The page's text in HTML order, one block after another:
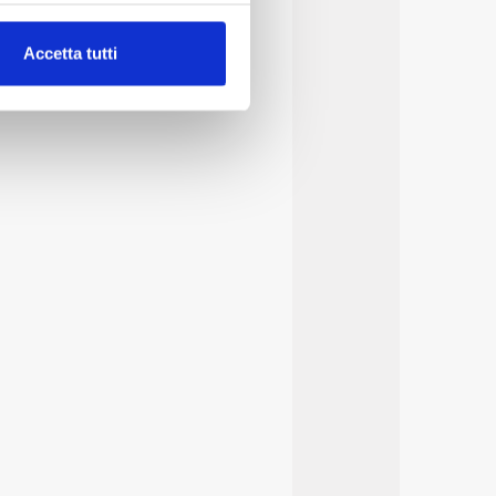
(impronte
di base quali la
sul nostro sito web,
che l’Utente ha fornito
Accetta tutti